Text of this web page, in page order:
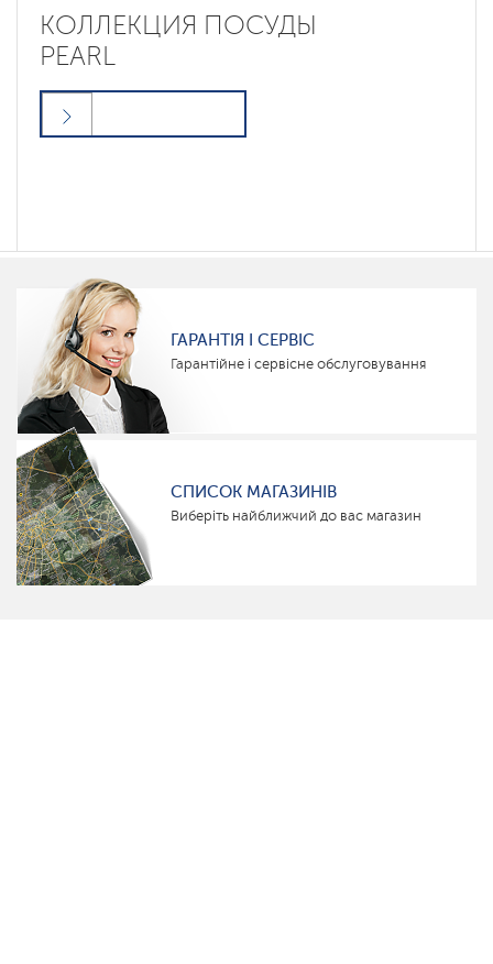
КОЛЛЕКЦИЯ ПОСУДЫ
PEARL
ГАРАНТІЯ І СЕРВІС
Гарантійне і сервісне обслуговування
СПИСОК МАГАЗИНІВ
Виберіть найближчий до вас магазин